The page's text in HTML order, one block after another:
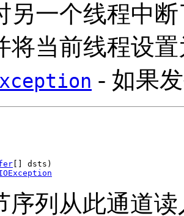
另一个线程中
将当前线程设
- 如果
[] dsts)
序列从此通道